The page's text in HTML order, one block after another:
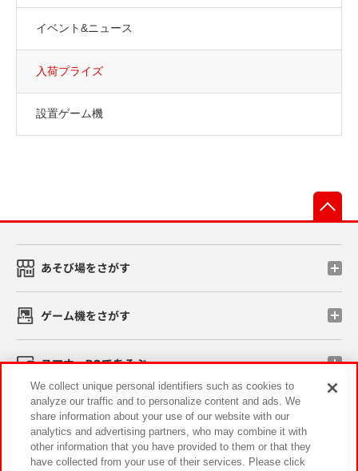
イベント&ニュース
入荷プライズ
設置ゲーム機
あそび場をさがす
ゲーム機をさがす
スマホ・PCであそぶ
イベント・キャンペーン
We collect unique personal identifiers such as cookies to
analyze our traffic and to personalize content and ads. We
share information about your use of our website with our
analytics and advertising partners, who may combine it with
other information that you have provided to them or that they
have collected from your use of their services. Please click